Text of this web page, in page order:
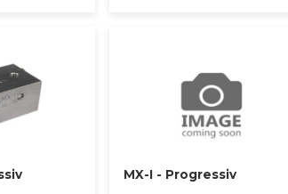
MX-I - Progressiv